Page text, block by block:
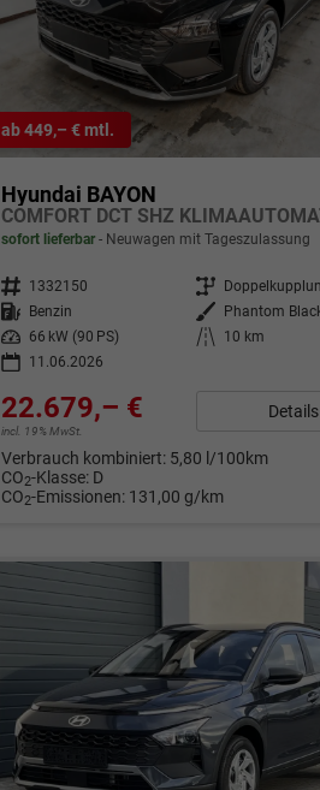
ab 449,– € mtl.
Hyundai BAYON
sofort lieferbar Neuwagen mit Tageszulassung
Fahrzeugnr. 1332150 Getriebe
Kraftstoff Benzin Außenfarbe
Phantom
Leistung
66 kW (90 PS) Kilometerstand
10 km
11.06.2026
22.679,– €
incl. 19% MwSt.
Details
Verbrauch kombiniert: 5,80 l/100km
CO2-Klasse: D
CO2-Emissionen: 131,00 g/km